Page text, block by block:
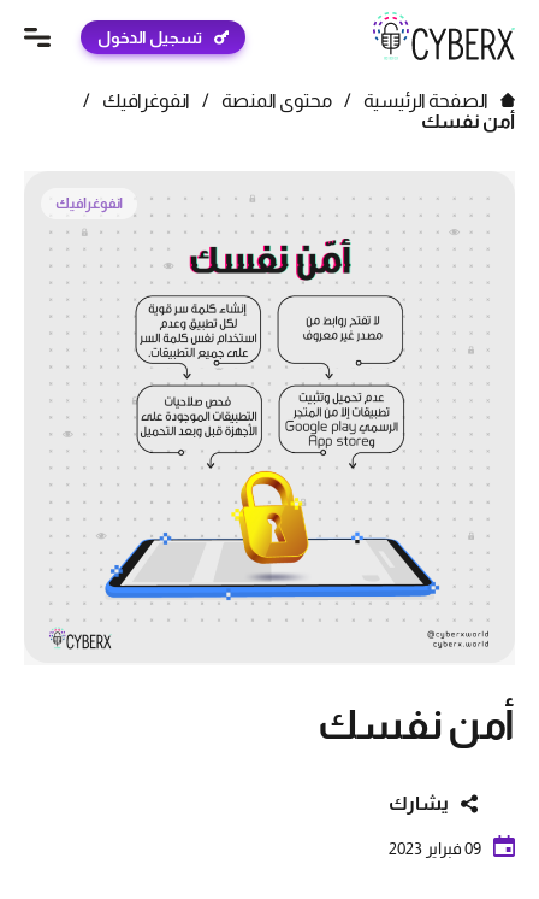
تسجيل الدخول
الصفحة الرئيسية / محتوى المنصة / انفوغرافيك
/
أمن نفسك
انفوغرافيك
أمن نفسك
يشارك
09 فبراير 2023